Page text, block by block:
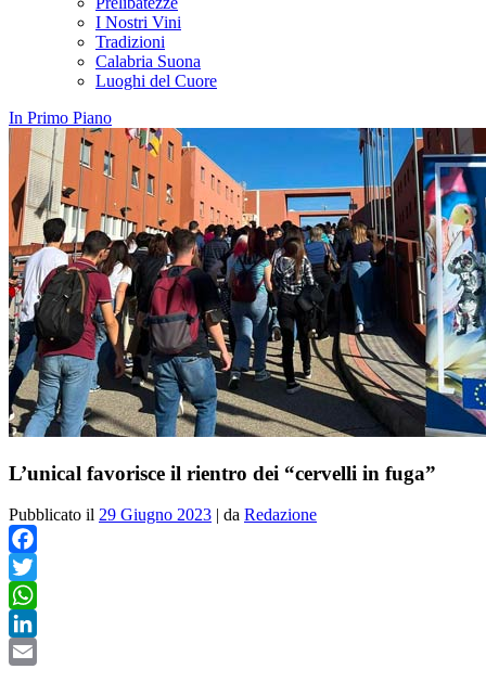
I Nostri Vini
Tradizioni
Calabria Suona
Luoghi del Cuore
In Primo Piano
L’unical favorisce il rientro dei “cervelli in fuga”
Pubblicato il 29 Giugno 2023 | da Redazione
Facebook
Twitter
WhatsApp
LinkedIn